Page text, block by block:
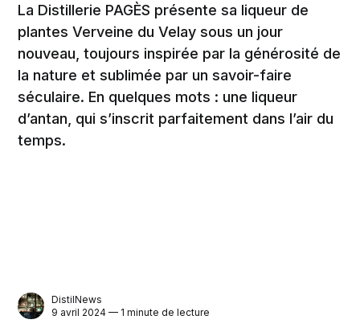
La Distillerie PAGÈS présente sa liqueur de
plantes Verveine du Velay sous un jour
nouveau, toujours inspirée par la générosité de
la nature et sublimée par un savoir-faire
séculaire. En quelques mots : une liqueur
d’antan, qui s’inscrit parfaitement dans l’air du
temps.
DistilNews
9 avril 2024 — 1 minute de lecture